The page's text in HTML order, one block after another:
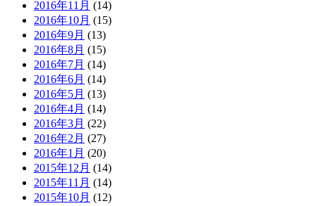
2016年11月 (14)
2016年10月 (15)
2016年9月 (13)
2016年8月 (15)
2016年7月 (14)
2016年6月 (14)
2016年5月 (13)
2016年4月 (14)
2016年3月 (22)
2016年2月 (27)
2016年1月 (20)
2015年12月 (14)
2015年11月 (14)
2015年10月 (12)